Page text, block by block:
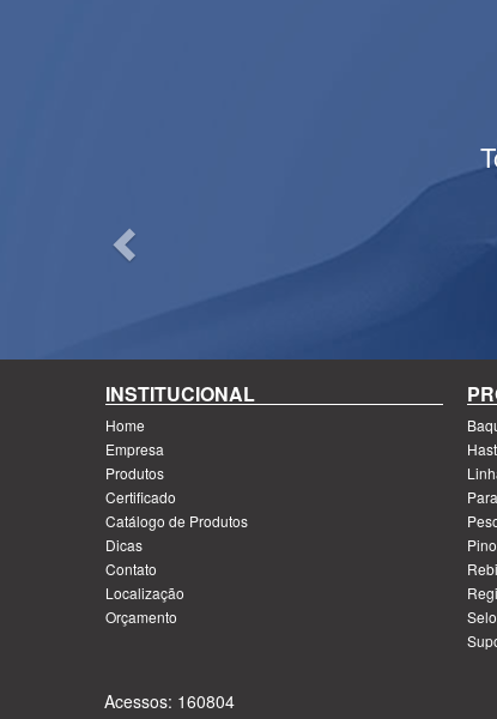
INSTITUCIONAL
Home
Empresa
Produtos
Certificado
Catálogo de Produtos
Dicas
Contato
Localização
Orçamento
Acessos: 160804